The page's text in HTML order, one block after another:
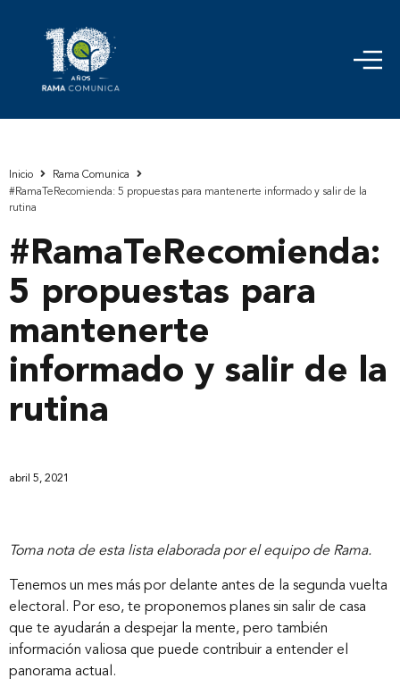
Inicio
Rama Comunica
#RamaTeRecomienda: 5 propuestas para mantenerte informado y salir de la
rutina
#RamaTeRecomienda:
5 propuestas para
mantenerte
informado y salir de la
rutina
abril 5, 2021
Toma nota de esta lista elaborada por el equipo de Rama.
Tenemos un mes más por delante antes de la segunda vuelta
electoral. Por eso, te proponemos planes sin salir de casa
que te ayudarán a despejar la mente, pero también
información valiosa que puede contribuir a entender el
panorama actual.